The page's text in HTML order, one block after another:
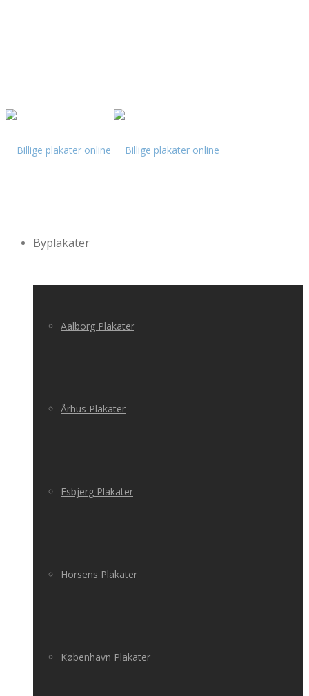
Byplakater
Aalborg Plakater
Århus Plakater
Esbjerg Plakater
Horsens Plakater
København Plakater